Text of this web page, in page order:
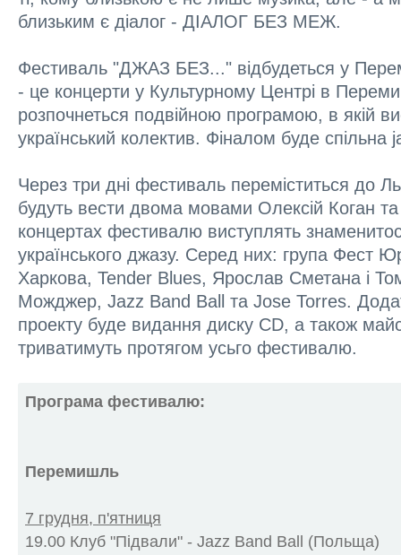
близьким є діалог - ДІАЛОГ БЕЗ МЕЖ.
Фестиваль "ДЖАЗ БЕЗ..." відбудеться у
- це концерти у Культурному Центрі в
розпочнеться подвійною програмою, в якій
український колектив. Фіналом буде
Через три дні фестиваль переміститься до
будуть вести двома мовами Олексій Коган
концертах фестивалю виступлять
українського джазу. Серед них: група Фест
Харкова, Tender Blues, Ярослав Сметана і
Можджер, Jazz Band Ball та Jose Torres.
проекту буде видання диску CD, а також
триватимуть протягом усьго фестивалю.
Програма фестивалю:
Перемишль
7 грудня, п'ятниця
19.00 Клуб "Підвали" - Jazz Band Ball (Польща)